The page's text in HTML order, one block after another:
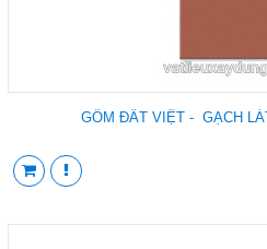
GỐM ĐẤT VIỆT - GẠCH